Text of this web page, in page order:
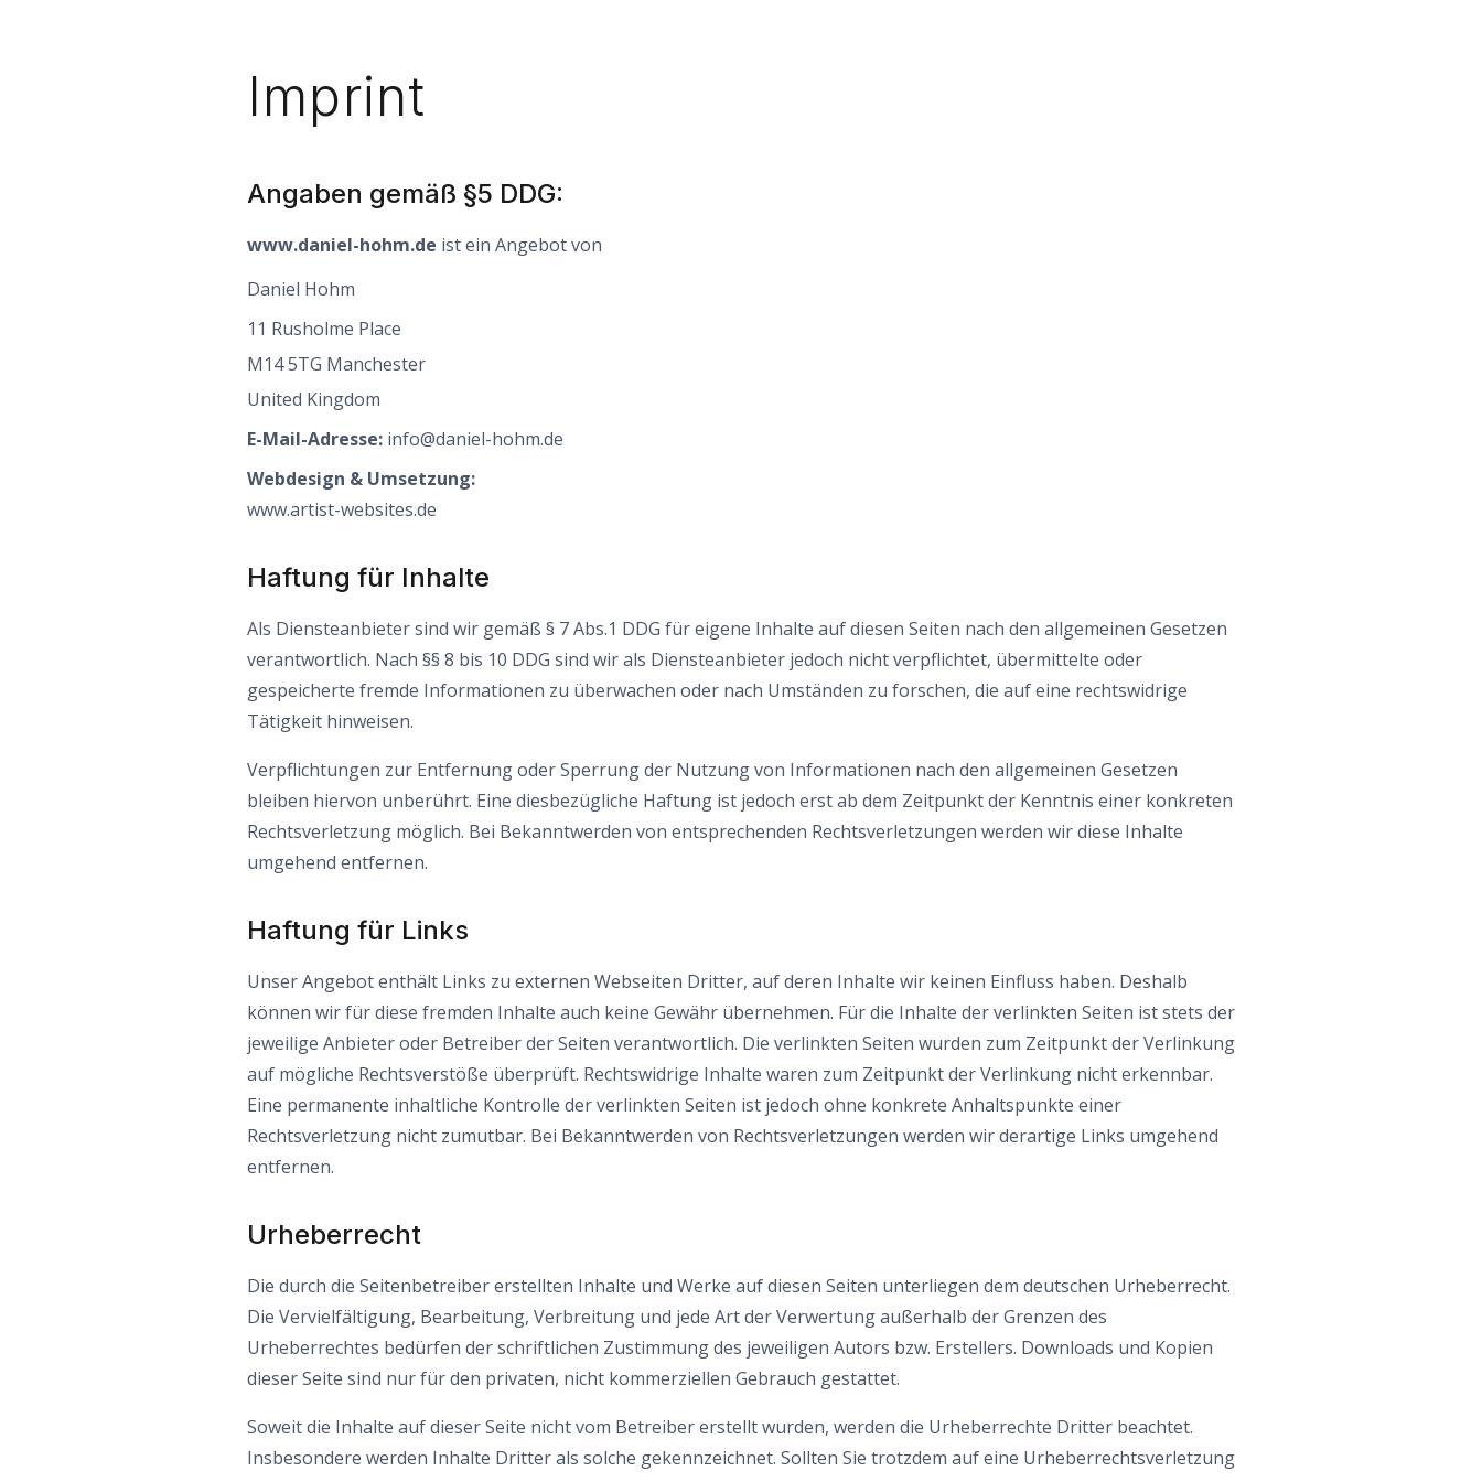
Imprint
Angaben gemäß §5 DDG:
www.daniel-hohm.de ist ein Angebot von
Daniel Hohm
11 Rusholme Place
M14 5TG Manchester
United Kingdom
E-Mail-Adresse: info@daniel-hohm.de
Webdesign & Umsetzung:
www.artist-websites.de
Haftung für Inhalte
Als Diensteanbieter sind wir gemäß § 7 Abs.1 DDG für eigene Inhalte auf diesen Seiten nach den allgemeinen Gesetzen
verantwortlich. Nach §§ 8 bis 10 DDG sind wir als Diensteanbieter jedoch nicht verpflichtet, übermittelte oder
gespeicherte fremde Informationen zu überwachen oder nach Umständen zu forschen, die auf eine rechtswidrige
Tätigkeit hinweisen.
Verpflichtungen zur Entfernung oder Sperrung der Nutzung von Informationen nach den allgemeinen Gesetzen
bleiben hiervon unberührt. Eine diesbezügliche Haftung ist jedoch erst ab dem Zeitpunkt der Kenntnis einer konkreten
Rechtsverletzung möglich. Bei Bekanntwerden von entsprechenden Rechtsverletzungen werden wir diese Inhalte
umgehend entfernen.
Haftung für Links
Unser Angebot enthält Links zu externen Webseiten Dritter, auf deren Inhalte wir keinen Einfluss haben. Deshalb
können wir für diese fremden Inhalte auch keine Gewähr übernehmen. Für die Inhalte der verlinkten Seiten ist stets der
jeweilige Anbieter oder Betreiber der Seiten verantwortlich. Die verlinkten Seiten wurden zum Zeitpunkt der Verlinkung
auf mögliche Rechtsverstöße überprüft. Rechtswidrige Inhalte waren zum Zeitpunkt der Verlinkung nicht erkennbar.
Eine permanente inhaltliche Kontrolle der verlinkten Seiten ist jedoch ohne konkrete Anhaltspunkte einer
Rechtsverletzung nicht zumutbar. Bei Bekanntwerden von Rechtsverletzungen werden wir derartige Links umgehend
entfernen.
Urheberrecht
Die durch die Seitenbetreiber erstellten Inhalte und Werke auf diesen Seiten unterliegen dem deutschen Urheberrecht.
Die Vervielfältigung, Bearbeitung, Verbreitung und jede Art der Verwertung außerhalb der Grenzen des
Urheberrechtes bedürfen der schriftlichen Zustimmung des jeweiligen Autors bzw. Erstellers. Downloads und Kopien
dieser Seite sind nur für den privaten, nicht kommerziellen Gebrauch gestattet.
Soweit die Inhalte auf dieser Seite nicht vom Betreiber erstellt wurden, werden die Urheberrechte Dritter beachtet.
Insbesondere werden Inhalte Dritter als solche gekennzeichnet. Sollten Sie trotzdem auf eine Urheberrechtsverletzung